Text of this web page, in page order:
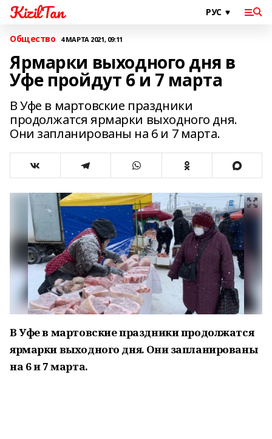
KizilTan
Общество 4 МАРТА 2021, 09:11
Ярмарки выходного дня в
Уфе пройдут 6 и 7 марта
В Уфе в мартовские праздники
продолжатся ярмарки выходного дня.
Они запланированы на 6 и 7 марта.
В Уфе в мартовские праздники продолжатся
ярмарки выходного дня. Они запланированы
на 6 и 7 марта.